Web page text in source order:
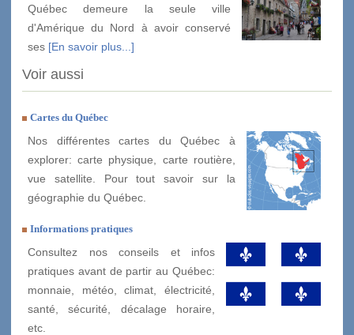
Québec demeure la seule ville
d'Amérique du Nord à avoir conservé
ses [En savoir plus...]
Voir aussi
Cartes du Québec
Nos différentes cartes du Québec à
explorer: carte physique, carte routière,
vue satellite. Pour tout savoir sur la
géographie du Québec.
Informations pratiques
Consultez nos conseils et infos
pratiques avant de partir au Québec:
monnaie, météo, climat, électricité,
santé, sécurité, décalage horaire,
etc.